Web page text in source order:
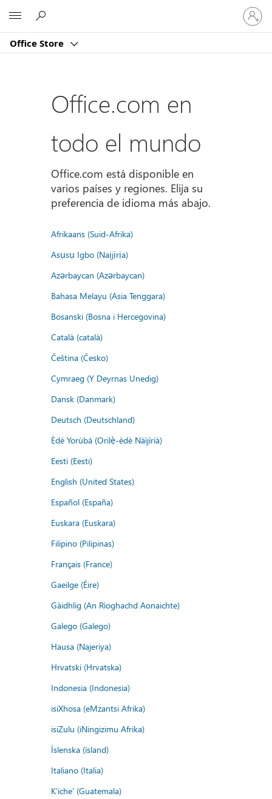
Office Store
Iniciar
sesión
en
cuenta
Office.com en
todo el mundo
Office.com está disponible en
varios países y regiones. Elija su
preferencia de idioma más abajo.
Afrikaans (Suid-Afrika)
Asụsụ Igbo (Naịjịrịa)
Azərbaycan (Azərbaycan)
Bahasa Melayu (Asia Tenggara)
Bosanski (Bosna i Hercegovina)
Català (català)
Čeština (Česko)
Cymraeg (Y Deyrnas Unedig)
Dansk (Danmark)
Deutsch (Deutschland)
Èdè Yorùbá (Orilẹ̀-èdè Nàìjíríà)
Eesti (Eesti)
English (United States)
Español (España)
Euskara (Euskara)
Filipino (Pilipinas)
Français (France)
Gaeilge (Éire)
Gàidhlig (An Rìoghachd Aonaichte)
Galego (Galego)
Hausa (Najeriya)
Hrvatski (Hrvatska)
Indonesia (Indonesia)
isiXhosa (eMzantsi Afrika)
isiZulu (iNingizimu Afrika)
Íslenska (ísland)
Italiano (Italia)
K'iche' (Guatemala)